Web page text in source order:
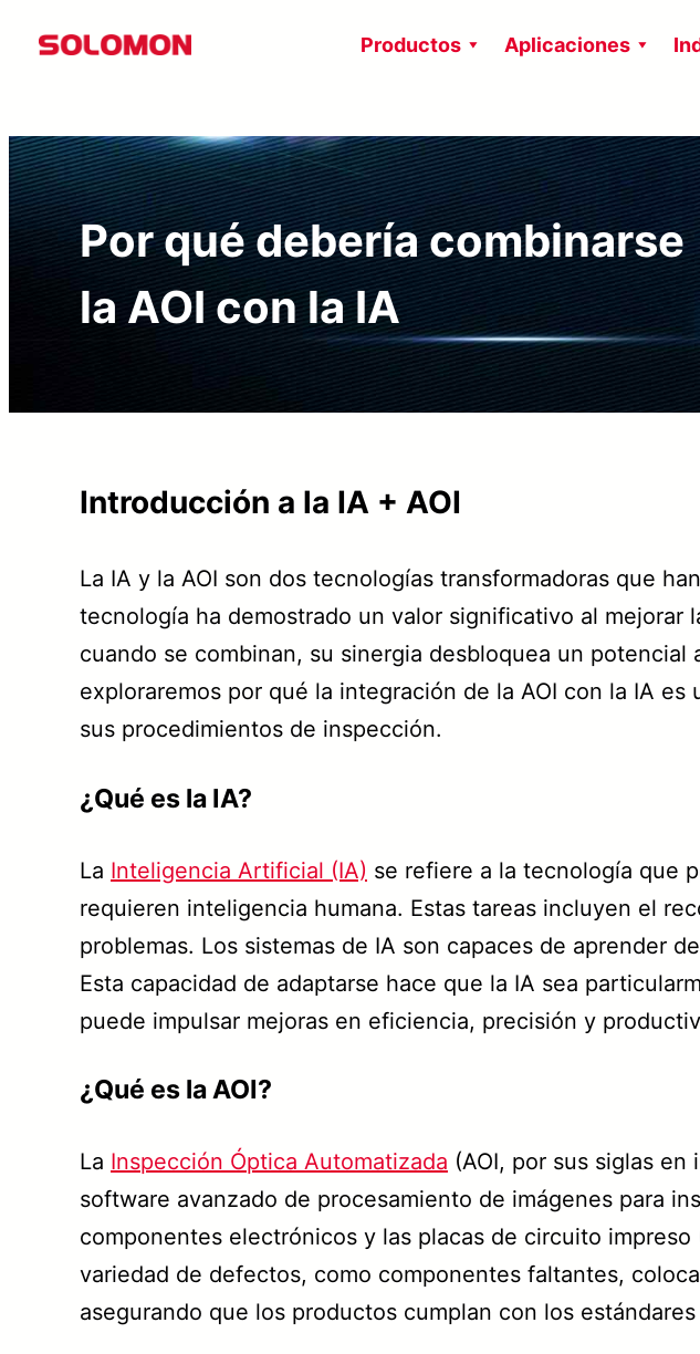
Productos Aplicaciones
Por qué debería combinarse
la AOI con la IA
Introducción a la IA + AOI
La IA y la AOI son dos tecnologías transformadoras que
tecnología ha demostrado un valor significativo al
cuando se combinan, su sinergia desbloquea un
exploraremos por qué la integración de la AOI con la IA
sus procedimientos de inspección.
¿Qué es la IA?
La Inteligencia Artificial (IA) se refiere a la tecnología que
requieren inteligencia humana. Estas tareas incluyen el
problemas. Los sistemas de IA son capaces de aprender
Esta capacidad de adaptarse hace que la IA sea
puede impulsar mejoras en eficiencia, precisión y
¿Qué es la AOI?
La Inspección Óptica Automatizada (AOI, por sus siglas
software avanzado de procesamiento de imágenes para
componentes electrónicos y las placas de circuito
variedad de defectos, como componentes faltantes,
asegurando que los productos cumplan con los